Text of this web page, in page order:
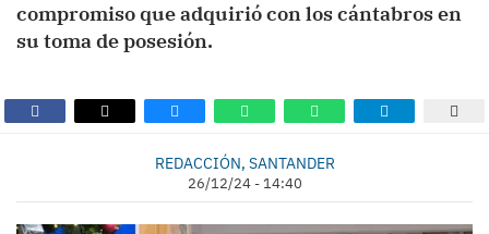
compromiso que adquirió con los cántabros en
su toma de posesión.
REDACCIÓN, SANTANDER
26/12/24 - 14:40